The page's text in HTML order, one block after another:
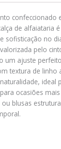
confeccionado
de alfaiataria
sofisticação no
pelo
um ajuste
textura de linho
ideal
ocasiões
blusas